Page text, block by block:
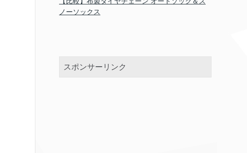
ノーソックス
スポンサーリンク